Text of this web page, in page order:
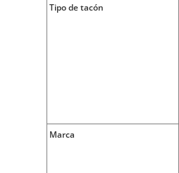
Tipo de tacón
Marca